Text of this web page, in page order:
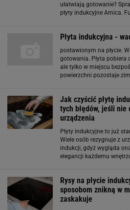
ułatwiają gotowanie?
płyty indukcyjne Amica.
Płyta indukcyjna -
postawionym na płycie.
gotowania. Płyta pobiera
ale tylko w miejscu
powierzchni pozostaje
Jak czyścić płytę
tych błędów, jeśli nie
urządzenia
Płyty indukcyjne to już
Wiele osób rezygnuje z
indukcji, gdyż wygląda
elegancji każdemu
Rysy na płycie
sposobom znikną w
zaskakuje